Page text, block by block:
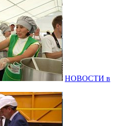
НОВОСТИ в